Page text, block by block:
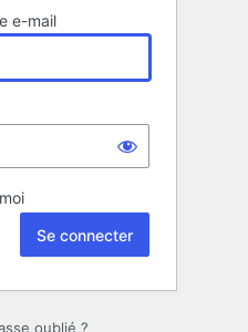
e-mail
oublié ?